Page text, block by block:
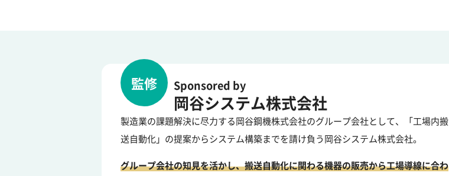
監修 Sponsored by
岡谷システム株式会社
製造業の課題解決に尽力する岡谷鋼機株式会社のグループ会社として、「工場内搬
送自動化」の提案からシステム構築までを請け負う岡谷システム株式会社。
グループ会社の知見を活かし、搬送自動化に関わる機器の販売から工場導線に合わ